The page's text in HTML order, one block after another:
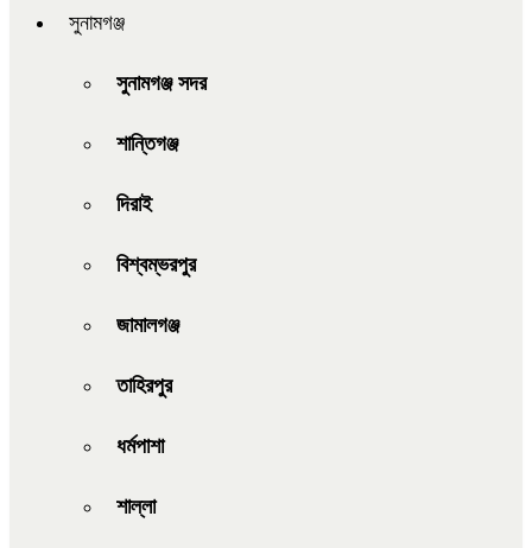
সুনামগঞ্জ
সুনামগঞ্জ সদর
শান্তিগঞ্জ
দিরাই
বিশ্বম্ভরপুর
জামালগঞ্জ
তাহিরপুর
ধর্মপাশা
শাল্লা